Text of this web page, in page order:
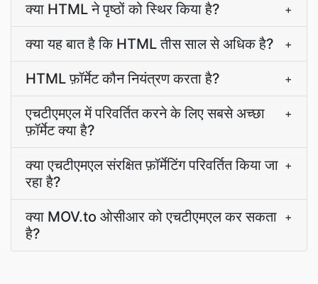
क्या HTML ने पृष्ठों को स्थिर किया है? +
क्या यह बात है कि HTML तीस साल से अधिक है? +
HTML फ़ॉर्मेट कौन नियंत्रण करता है? +
एचटीएमएल में परिवर्तित करने के लिए सबसे अच्छा
फ़ॉर्मेट क्या है?
+
क्या एचटीएमएल संरक्षित फ़ॉर्मेटिंग परिवर्तित किया जा
रहा है?
+
क्या MOV.to ओसीआर को एचटीएमएल कर सकता
है?
+